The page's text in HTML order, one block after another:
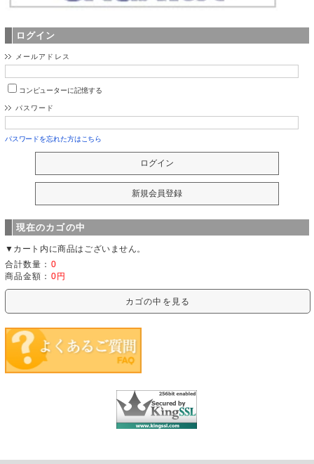
ログイン
メールアドレス
コンピューターに記憶する
パスワード
パスワードを忘れた方はこちら
現在のカゴの中
▼カート内に商品はございません。
合計数量： 0
商品金額： 0円
カゴの中を見る